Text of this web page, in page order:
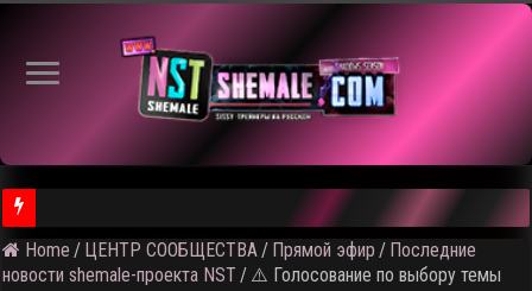
⚠️ Результаты голосования и тема следующего откртытого
Home / ЦЕНТР СООБЩЕСТВА / Прямой эфир / Последние
новости shemale-проекта NST / ⚠️ Голосование по выбору темы